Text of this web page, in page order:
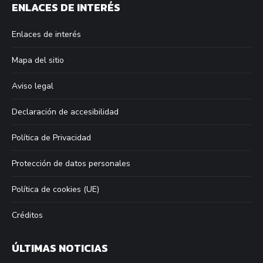
opens
new
window
opens
new
window
opens
new
window
opens
new
ENLACES DE INTERÉS
Enlaces de interés
Mapa del sitio
Aviso legal
Declaración de accesibilidad
Política de Privacidad
Protección de datos personales
Política de cookies (UE)
Créditos
ÚLTIMAS NOTICIAS